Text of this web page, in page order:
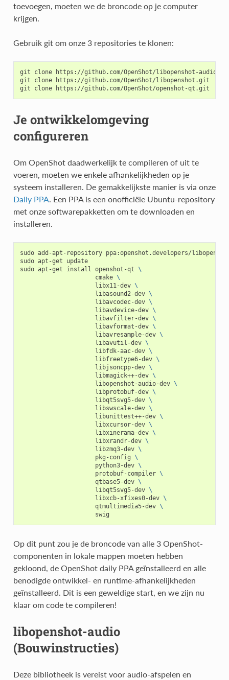
toevoegen, moeten we de broncode op je computer
krijgen.
Gebruik git om onze 3 repositories te klonen:
git clone
https://github.com/OpenShot/libopenshot-
git
clone
https://github.com/OpenShot/libopenshot.git
git
clone
Je ontwikkelomgeving
configureren
Om OpenShot daadwerkelijk te compileren of uit te
voeren, moeten we enkele afhankelijkheden op je
systeem installeren. De gemakkelijkste manier is via onze
Daily PPA. Een PPA is een onofficiële Ubuntu-repository
met onze softwarepakketten om te downloaden en
installeren.
sudo add-apt-repository ppa:openshot.developers/
sudo apt-get
update
sudo apt-get install openshot-qt
\
cmake \
libx11-dev \
libasound2-dev \
libavcodec-dev \
libavdevice-dev \
libavfilter-dev \
libavformat-dev \
libavresample-dev \
libavutil-dev \
libfdk-aac-dev \
libfreetype6-dev \
libjsoncpp-dev \
libmagick++-dev \
libopenshot-audio-dev \
libprotobuf-dev \
libqt5svg5-dev \
libswscale-dev \
libunittest++-dev \
libxcursor-dev \
libxinerama-dev \
libxrandr-dev \
libzmq3-dev \
pkg-config
\
python3-dev \
protobuf-compiler \
qtbase5-dev \
libqt5svg5-dev \
libxcb-xfixes0-dev \
qtmultimedia5-dev \
Op dit punt zou je de broncode van alle 3 OpenShot-
componenten in lokale mappen moeten hebben
gekloond, de OpenShot daily PPA geïnstalleerd en alle
benodigde ontwikkel- en runtime-afhankelijkheden
geïnstalleerd. Dit is een geweldige start, en we zijn nu
klaar om code te compileren!
libopenshot-audio
(Bouwinstructies)
Deze bibliotheek is vereist voor audio-afspelen en